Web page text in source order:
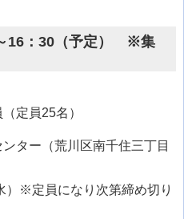
16：30（予定） ※集
定員25名）
ター（荒川区南千住三丁目
）※定員になり次第締め切り